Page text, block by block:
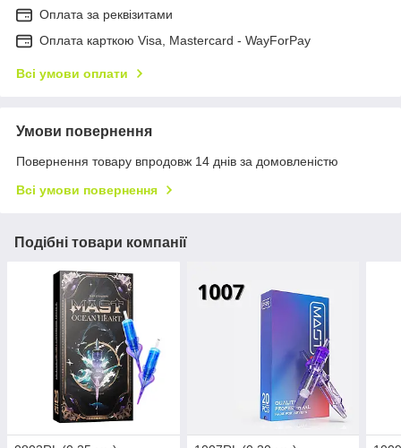
Оплата за реквізитами
Оплата карткою Visa, Mastercard - WayForPay
Всі умови оплати
Умови повернення
Повернення товару впродовж 14 днів за домовленістю
Всі умови повернення
Подібні товари компанії